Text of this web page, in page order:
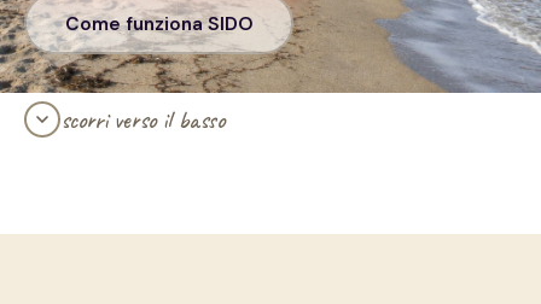
Come funziona SIDO
scorri verso il basso